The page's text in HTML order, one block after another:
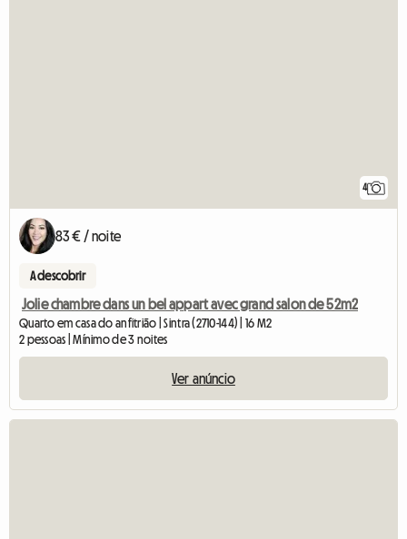
4
83 € / noite
A descobrir
Jolie chambre dans un bel appart avec grand salon de 52m2
Quarto em casa do anfitrião | Sintra (2710-144) | 16 M2
2 pessoas | Mínimo de 3 noites
Ver anúncio